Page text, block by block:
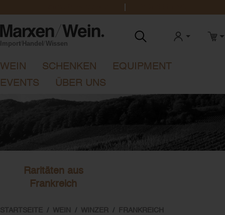
ANMELDEN
WEIN SCHENKEN
EQUIPMENT
EVENTS
ÜBER UNS
Raritäten aus
Frankreich
STARTSEITE WEIN WINZER
FRANKREICH